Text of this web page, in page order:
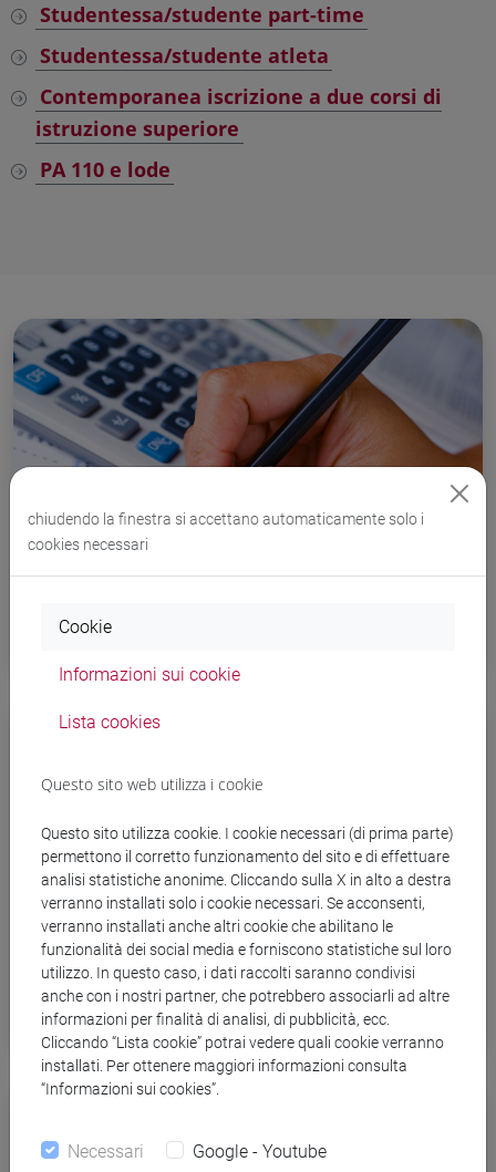
Studentessa/studente part-time
Studentessa/studente atleta
Contemporanea iscrizione a due corsi di
istruzione superiore
PA 110 e lode
Tasse e contributi
Borse di studio e incentivi
chiudendo la finestra si accettano automaticamente solo i
cookies necessari
Cookie
Informazioni sui cookie
Lista cookies
Questo sito web utilizza i cookie
Questo sito utilizza cookie. I cookie necessari (di prima parte)
permettono il corretto funzionamento del sito e di effettuare
analisi statistiche anonime. Cliccando sulla X in alto a destra
verranno installati solo i cookie necessari. Se acconsenti,
verranno installati anche altri cookie che abilitano le
funzionalità dei social media e forniscono statistiche sul loro
utilizzo. In questo caso, i dati raccolti saranno condivisi
anche con i nostri partner, che potrebbero associarli ad altre
informazioni per finalità di analisi, di pubblicità, ecc.
Cliccando “Lista cookie” potrai vedere quali cookie verranno
installati. Per ottenere maggiori informazioni consulta
“Informazioni sui cookies”.
Necessari Google - Youtube